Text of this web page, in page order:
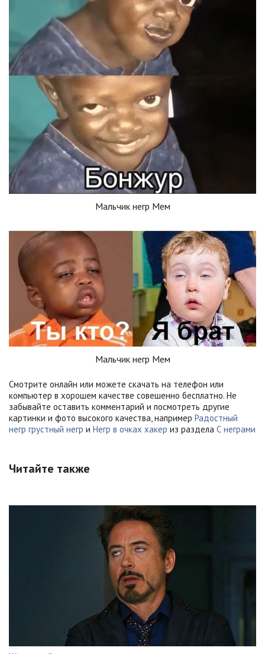
Мальчик негр Мем
Мальчик негр Мем
Смотрите онлайн или можете скачать на телефон или
компьютер в хорошем качестве совешенно бесплатно. Не
забывайте оставить комментарий и посмотреть другие
картинки и фото высокого качества, например Радостный
негр грустный негр и Негр в очках хакер из раздела С неграми
Читайте также